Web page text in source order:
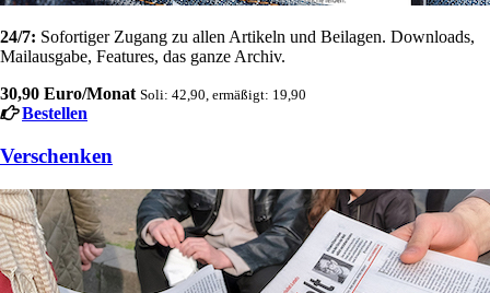
24/7: Sofortiger Zugang zu allen Artikeln und Beilagen. Downloads,
Mailausgabe, Features, das ganze Archiv.
30,90 Euro/Monat Soli: 42,90, ermäßigt: 19,90
Bestellen
Verschenken